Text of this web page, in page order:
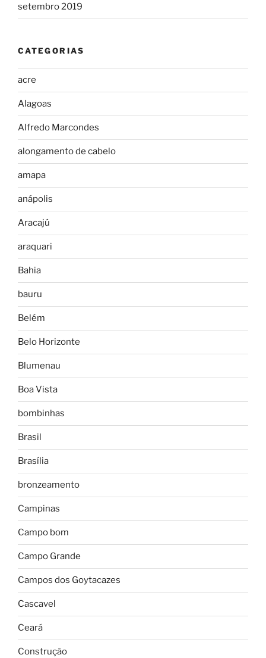
setembro 2019
CATEGORIAS
acre
Alagoas
Alfredo Marcondes
alongamento de cabelo
amapa
anápolis
Aracajú
araquari
Bahia
bauru
Belém
Belo Horizonte
Blumenau
Boa Vista
bombinhas
Brasil
Brasília
bronzeamento
Campinas
Campo bom
Campo Grande
Campos dos Goytacazes
Cascavel
Ceará
Construção